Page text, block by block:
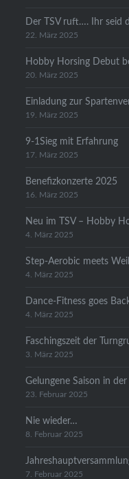
Der TSV ruft…. Ihr seid
22. März 2025
Hobby Horsing Debut
20. März 2025
Einladung zur
19. März 2025
9-1Sieg mit Erfahrung
17. März 2025
Benefizkonzerte 2025
16. März 2025
Neu im TSV – Hobby
4. März 2025
Step-Aerobic meets
4. März 2025
Dance-Fitness goes
4. März 2025
Faschingszeit der
3. März 2025
Gelungene Saison in
23. Februar 2025
Nie wieder…
8. Februar 2025
7. Februar 2025